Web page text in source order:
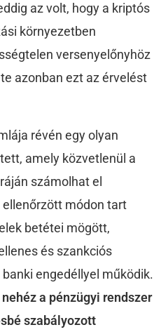
az volt, hogy a kriptós
környezetben
versenyelőnyhöz
azonban ezt az érvelést
révén egy olyan
amely közvetlenül a
számolhat el
módon tart
betétei mögött,
és szankciós
engedéllyel működik.
a pénzügyi rendszer
szabályozott